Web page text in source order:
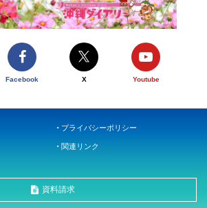
Facebook X Youtube
プライバシーポリシー
関連リンク
資料請求